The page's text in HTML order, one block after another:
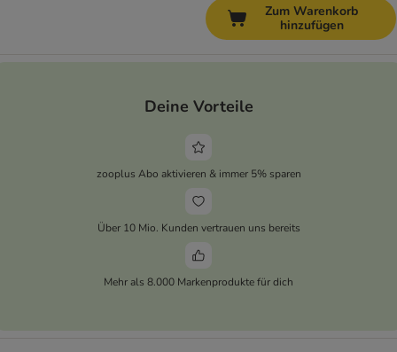
Zum Warenkorb
hinzufügen
Deine Vorteile
zooplus Abo aktivieren & immer 5% sparen
Über 10 Mio. Kunden vertrauen uns bereits
Mehr als 8.000 Markenprodukte für dich